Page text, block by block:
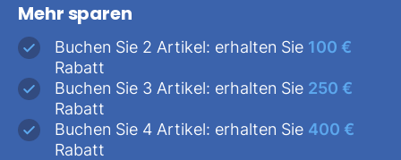
Mehr sparen
Buchen Sie 2 Artikel: erhalten Sie 100 €
Rabatt
Buchen Sie 3 Artikel: erhalten Sie 250 €
Rabatt
Buchen Sie 4 Artikel: erhalten Sie 400 €
Rabatt